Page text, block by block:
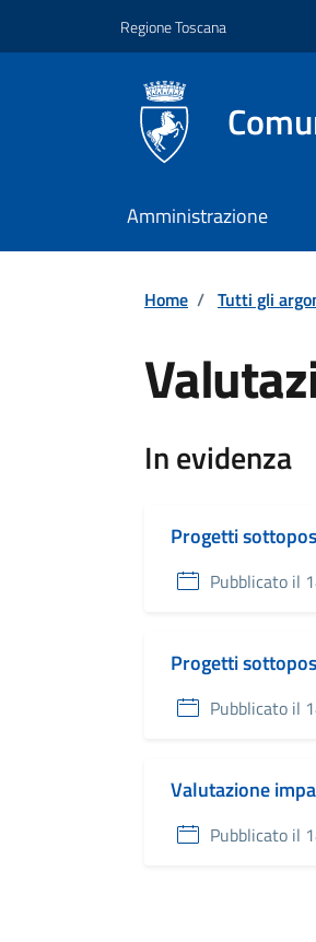
Regione Toscana
Amministrazione
Home / Tutti gli
Dettagli
In evidenza
Progetti
Pubblicato il
Progetti
Pubblicato il
Valutazione
Pubblicato il